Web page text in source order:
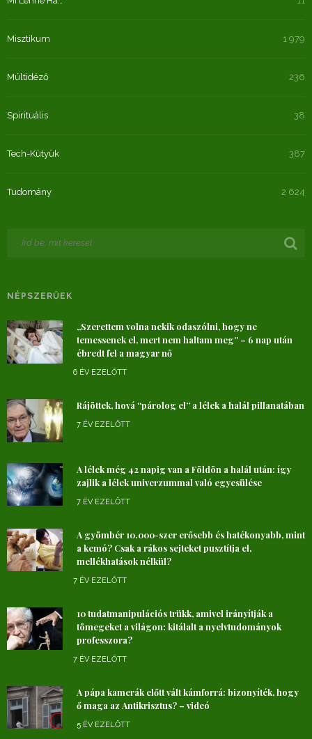
Misztikum 1 979
Múltidéző 236
Spirituális 38
Tech-Kütyük 387
Tudomány 2 624
NÉPSZERŰEK
„Szerettem volna nekik odaszólni, hogy ne
temessenek el, mert nem haltam meg” – 6 nap után
ébredt fel a magyar nő
6 ÉV EZELŐTT
Rájöttek, hová “párolog el” a lélek a halál pillanatában
7 ÉV EZELŐTT
A lélek még 42 napig van a Földön a halál után: így
zajlik a lélek univerzummal való egyesülése
7 ÉV EZELŐTT
A gyömbér 10.000-szer erősebb és hatékonyabb, mint
a kemó? Csak a rákos sejteket pusztítja el,
mellékhatások nélkül?
7 ÉV EZELŐTT
10 tudatmanipulációs trükk, amivel irányítják a
tömegeket a világon: kitálalt a nyelvtudományok
professzora?
7 ÉV EZELŐTT
A pápa kamerák előtt vált kámforrá: bizonyíték, hogy
ő maga az Antikrisztus? – videó
5 ÉV EZELŐTT